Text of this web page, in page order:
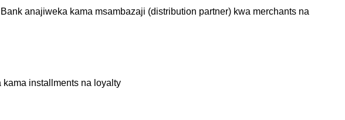
anajiweka kama msambazaji (distribution partner) kwa merchants na
installments na loyalty